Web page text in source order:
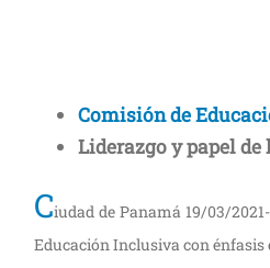
Comisión de
Liderazgo y papel
Ciudad de Panamá 19/03/
Educación Inclusiva con énfasis